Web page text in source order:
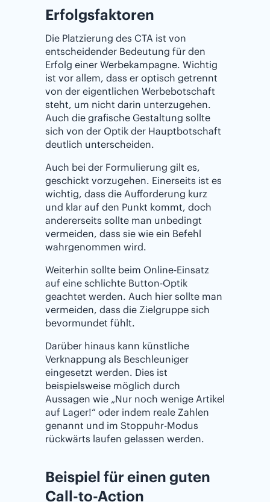
Erfolgsfaktoren
Die Platzierung des CTA ist von
entscheidender Bedeutung für den
Erfolg einer Werbekampagne. Wichtig
ist vor allem, dass er optisch getrennt
von der eigentlichen Werbebotschaft
steht, um nicht darin unterzugehen.
Auch die grafische Gestaltung sollte
sich von der Optik der Hauptbotschaft
deutlich unterscheiden.
Auch bei der Formulierung gilt es,
geschickt vorzugehen. Einerseits ist es
wichtig, dass die Aufforderung kurz
und klar auf den Punkt kommt, doch
andererseits sollte man unbedingt
vermeiden, dass sie wie ein Befehl
wahrgenommen wird.
Weiterhin sollte beim Online-Einsatz
auf eine schlichte Button-Optik
geachtet werden. Auch hier sollte man
vermeiden, dass die Zielgruppe sich
bevormundet fühlt.
Darüber hinaus kann künstliche
Verknappung als Beschleuniger
eingesetzt werden. Dies ist
beispielsweise möglich durch
Aussagen wie „Nur noch wenige Artikel
auf Lager!“ oder indem reale Zahlen
genannt und im Stoppuhr-Modus
rückwärts laufen gelassen werden.
Beispiel für einen guten
Call-to-Action